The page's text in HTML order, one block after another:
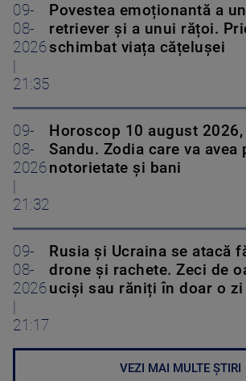
09-
08-
2026
|
21:35
Povestea emoționantă a
retriever și a unui rățoi.
schimbat viața cățelușei
09-
08-
2026
|
21:32
Horoscop 10 august
Sandu. Zodia care va avea
notorietate și bani
09-
08-
2026
|
21:17
Rusia și Ucraina se atacă
drone și rachete. Zeci de
uciși sau răniți în doar o zi
VEZI MAI MULTE ȘTIRI